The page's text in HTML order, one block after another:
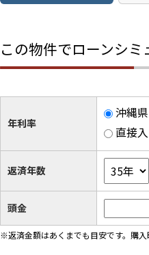
この物件でローンシ
年利率
沖縄
直接
返済年数
頭金
※返済金額はあくまでも目安です。購入